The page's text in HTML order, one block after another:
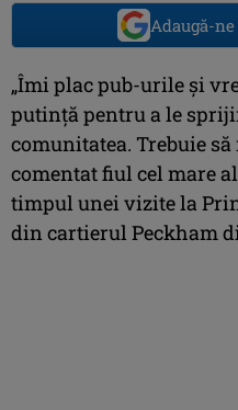
Adaugă-
„Îmi plac pub-urile şi
putinţă pentru a le
comunitatea. Trebuie
comentat fiul cel mare
timpul unei vizite la
din cartierul Peckham